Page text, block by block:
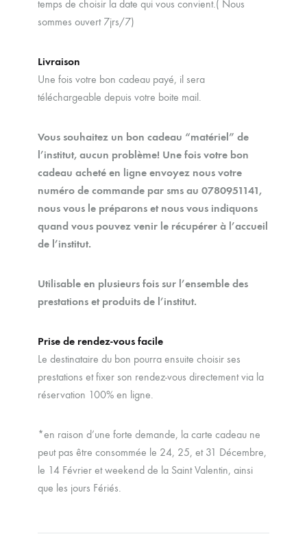
temps de choisir la date qui vous convient.( Nous
sommes ouvert 7jrs/7)
Livraison
Une fois votre bon cadeau payé, il sera
téléchargeable depuis votre boite mail.
Vous souhaitez un bon cadeau “matériel” de
l’institut, aucun problème! Une fois votre bon
cadeau acheté en ligne envoyez nous votre
numéro de commande par sms au 0780951141,
nous vous le préparons et nous vous indiquons
quand vous pouvez venir le récupérer à l’accueil
de l’institut.
Utilisable en plusieurs fois sur l’ensemble des
prestations et produits de l’institut.
Prise de rendez-vous facile
Le destinataire du bon pourra ensuite choisir ses
prestations et fixer son rendez-vous directement via la
réservation 100% en ligne.
*en raison d’une forte demande, la carte cadeau ne
peut pas être consommée le 24, 25, et 31 Décembre,
le 14 Février et weekend de la Saint Valentin, ainsi
que les jours Fériés.